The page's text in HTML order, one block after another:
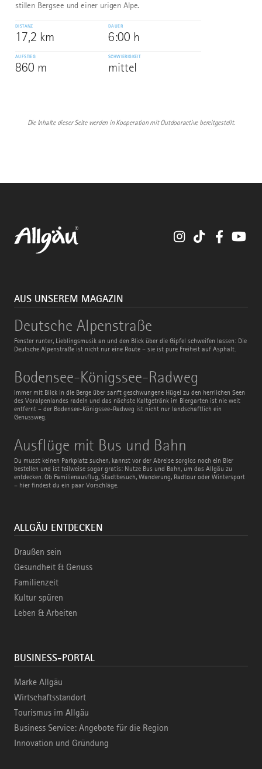
stillen Bergsee und einer urigen Alpe.
DISTANZ
17,2 km
DAUER
6:00 h
AUFSTIEG
860 m
SCHWIERIGKEIT
mittel
Die Inhalte dieser Seite werden in Kooperation mit Outdooractive bereitgestellt.
InstagramTikTok
AUS UNSEREM MAGAZIN
Deutsche Alpenstraße
Fenster runter, Lieblingsmusik an und den Blick über die Gipfel schweifen lassen: Die
Deutsche Alpenstraße ist nicht nur eine Route – sie ist pure Freiheit auf Asphalt.
Deutsche
Alpenstraße
Bodensee-Königssee-Radweg
Immer mit Blick in die Berge über sanft geschwungene Hügel zu den herrlichen Seen
des Voralpenlandes radeln und das nächste Kaltgetränk im Biergarten ist nie weit
entfernt – der Bodensee-Königssee-Radweg ist nicht nur landschaftlich ein
Genussweg.
Bodensee-
Königssee-
Radweg
Ausflüge mit Bus und Bahn
Du musst keinen Parkplatz suchen, kannst vor der Abreise sorglos noch ein Bier
bestellen und ist teilweise sogar gratis: Nutze Bus und Bahn, um das Allgäu zu
entdecken. Ob Familienausflug, Stadtbesuch, Wanderung, Radtour oder Wintersport
– hier findest du ein paar Vorschläge.
Ausflüge
mit
Bus
und
Bahn
ALLGÄU ENTDECKEN
Draußen sein
Gesundheit & Genuss
Familienzeit
Kultur spüren
Leben & Arbeiten
BUSINESS-PORTAL
Marke Allgäu
Wirtschaftsstandort
Tourismus im Allgäu
Business Service: Angebote für die Region
Innovation und Gründung